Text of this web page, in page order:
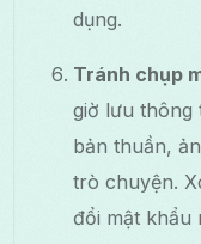
dụng.
Tránh chụp
giờ lưu thông
bản thuần,
trò chuyện.
đổi mật khẩu